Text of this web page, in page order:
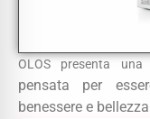
OLOS presenta
pensata per
benessere e